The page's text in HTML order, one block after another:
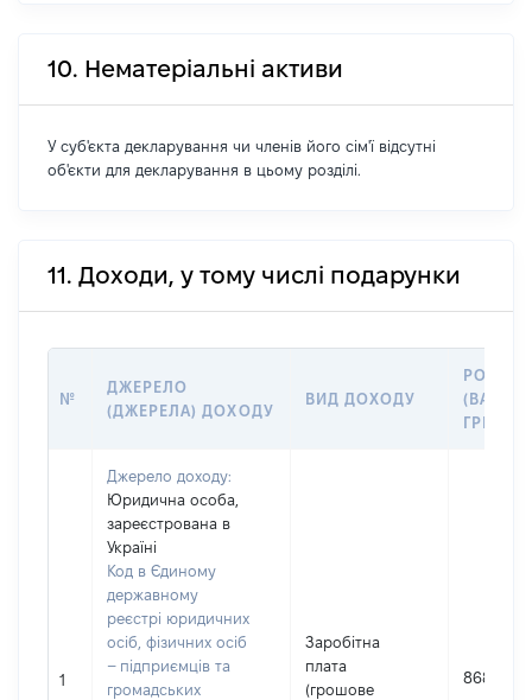
10. Нематеріальні активи
У суб'єкта декларування чи членів його сім'ї відсутні
об'єкти для декларування в цьому розділі.
11. Доходи, у тому числі подарунки
№
ДЖЕРЕЛО
(ДЖЕРЕЛА) ДОХОДУ
ВИД ДОХОДУ
РОЗМІР
ГРН
1
Джерело доходу:
Юридична особа,
зареєстрована в
Україні
Код в Єдиному
державному
реєстрі юридичних
осіб, фізичних осіб
– підприємців та
громадських
Заробітна
плата
(грошове
868012